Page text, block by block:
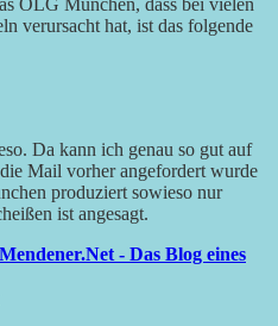
OLG München, dass bei vielen
verursacht hat, ist das folgende
Da kann ich genau so gut auf
Mail vorher angefordert wurde
produziert sowieso nur
ist angesagt.
- Das Blog eines